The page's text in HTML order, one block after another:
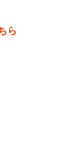
ら